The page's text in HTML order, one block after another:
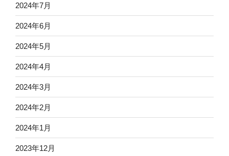
2024年7月
2024年6月
2024年5月
2024年4月
2024年3月
2024年2月
2024年1月
2023年12月